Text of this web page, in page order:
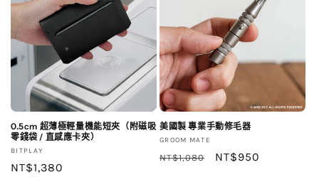
0.5cm 超薄極輕量機能短夾（附磁吸
零錢袋 / 直感應卡夾）
廠
商：
BITPLAY
定
NT$1,380
美國製 專業手動修毛器
廠
商：
GROOM MATE
定
NT$1,080
售
NT$950